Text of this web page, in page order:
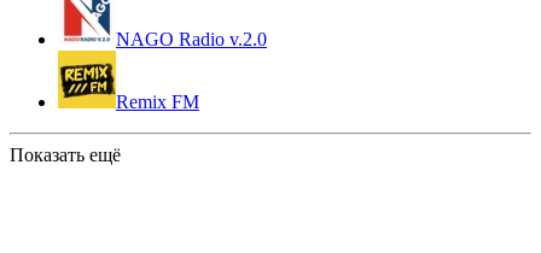
NAGO Radio v.2.0
Remix FM
Показать ещё